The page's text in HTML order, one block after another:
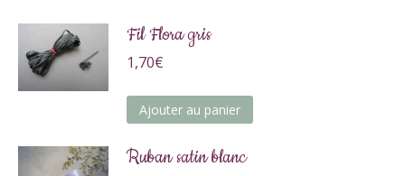
Fil Flora gris
1,70€
Ajouter au panier
Ruban satin blanc